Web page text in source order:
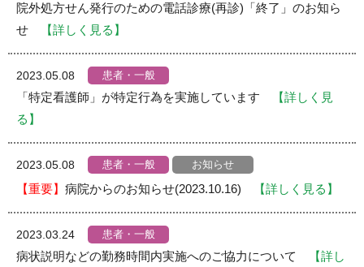
院外処方せん発行のための電話診療(再診)「終了」のお知ら
せ
【詳しく見る】
2023.05.08 患者・一般
「特定看護師」が特定行為を実施しています
【詳しく見
る】
2023.05.08 患者・一般 お知らせ
【重要】 病院からのお知らせ(2023.10.16) 【詳しく見る】
2023.03.24 患者・一般
病状説明などの勤務時間内実施へのご協力について
【詳し